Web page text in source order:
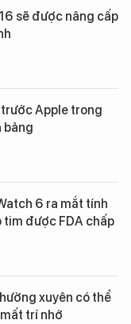
sẽ được nâng cấp
Apple trong
bảng
6 ra mắt tính
tim được FDA chấp
xuyên có thể
trí nhớ